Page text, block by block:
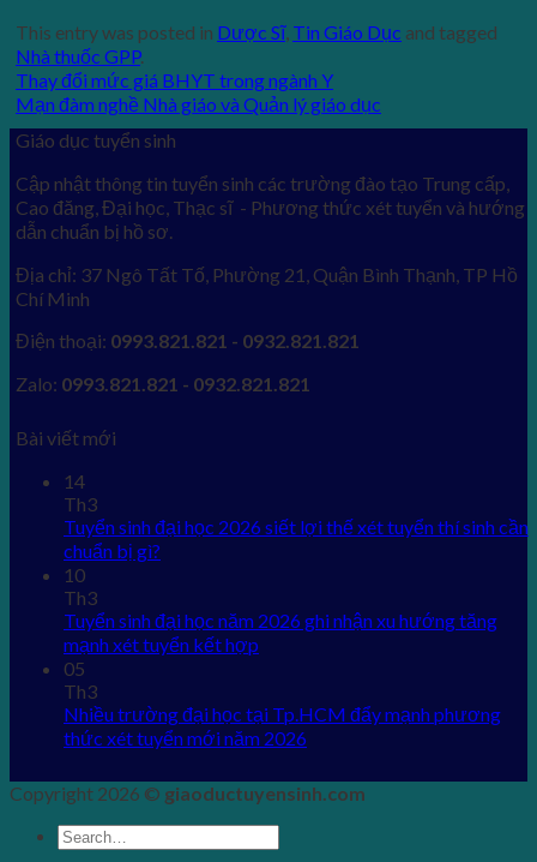
This entry was posted in Dược Sĩ, Tin Giáo Dục and tagged
Nhà thuốc GPP.
Thay đổi mức giá BHYT trong ngành Y
Mạn đàm nghề Nhà giáo và Quản lý giáo dục
Giáo dục tuyển sinh
Cập nhật thông tin tuyển sinh các trường đào tạo Trung cấp,
Cao đăng, Đại học, Thạc sĩ - Phương thức xét tuyển và hướng
dẫn chuẩn bị hồ sơ.
Địa chỉ: 37 Ngô Tất Tố, Phường 21, Quận Bình Thạnh, TP Hồ
Chí Minh
Điện thoại: 0993.821.821 - 0932.821.821
Zalo: 0993.821.821 - 0932.821.821
Bài viết mới
14
Th3
Tuyển sinh đại học 2026 siết lợi thế xét tuyển thí sinh cần
chuẩn bị gì?
10
Th3
Tuyển sinh đại học năm 2026 ghi nhận xu hướng tăng
mạnh xét tuyển kết hợp
05
Th3
Nhiều trường đại học tại Tp.HCM đẩy mạnh phương
thức xét tuyển mới năm 2026
Copyright 2026 © giaoductuyensinh.com